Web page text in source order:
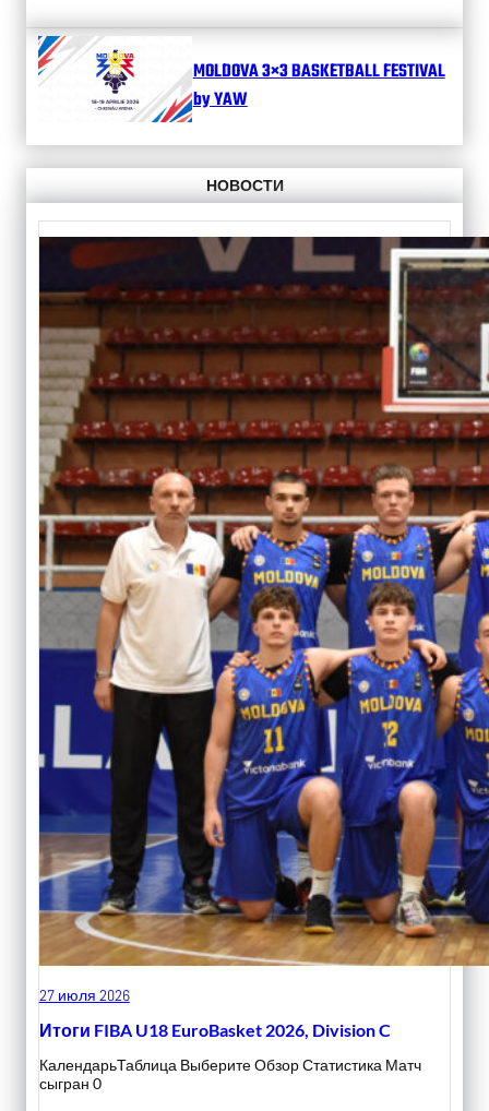
MOLDOVA 3×3 BASKETBALL FESTIVAL
by YAW
НОВОСТИ
27 июля 2026
Итоги FIBA U18 EuroBasket 2026, Division C
КалендарьТаблица Выберите Обзор Статистика Матч
сыгран 0